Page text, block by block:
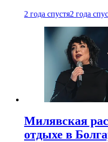
2 года спустя2 года
Милявская
отдыхе в